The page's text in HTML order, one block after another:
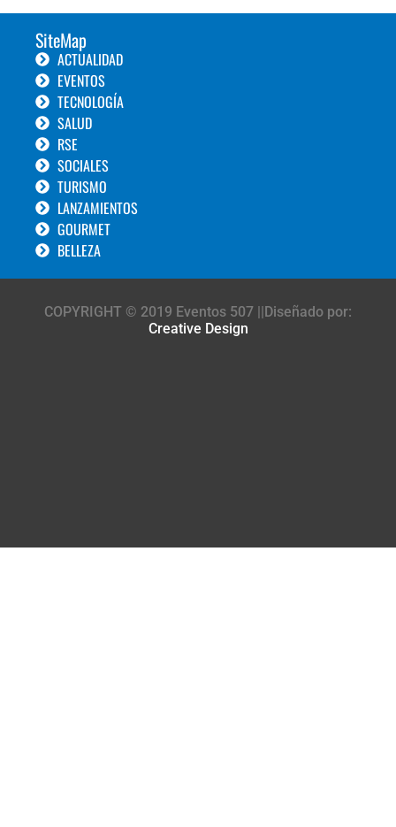
SiteMap
ACTUALIDAD
EVENTOS
TECNOLOGÍA
SALUD
RSE
SOCIALES
TURISMO
LANZAMIENTOS
GOURMET
BELLEZA
COPYRIGHT © 2019 Eventos 507 ||Diseñado por:
Creative Design